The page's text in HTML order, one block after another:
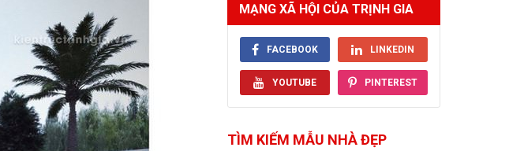
MẠNG XÃ HỘI CỦA TRỊNH GIA
FACEBOOK LINKEDIN
YOUTUBE PINTEREST
TÌM KIẾM MẪU NHÀ ĐẸP